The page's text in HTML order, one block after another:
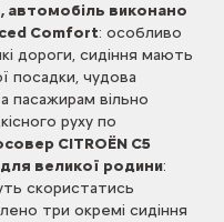
автомобіль виконано
Comfort: особливо
дороги, сидіння мають
посадки, чудова
пасажирам вільно
руху по
CITROЁN C5
великої родини:
скористатись
три окремі сидіння